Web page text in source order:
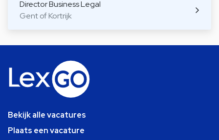
Director Business Legal
Gent of Kortrijk
Bekijk alle vacatures
Plaats een vacature